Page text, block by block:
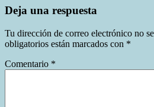
Deja una respuesta
Tu dirección de correo electrónico no
obligatorios están marcados con *
Comentario *